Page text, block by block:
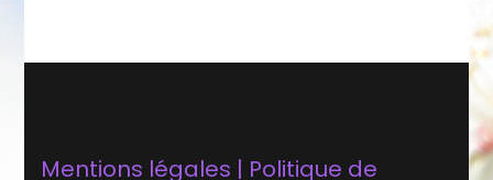
Mentions légales | Politique de